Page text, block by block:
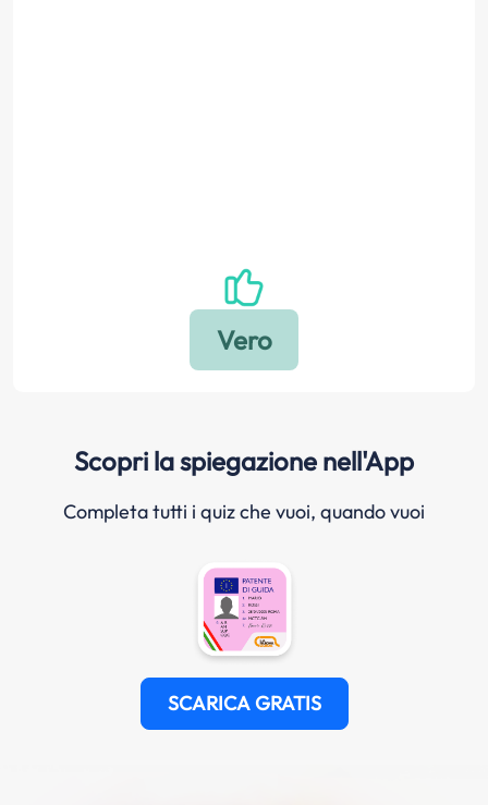
Scopri la spiegazione nell'App
Completa tutti i quiz che vuoi, quando vuoi
SCARICA GRATIS